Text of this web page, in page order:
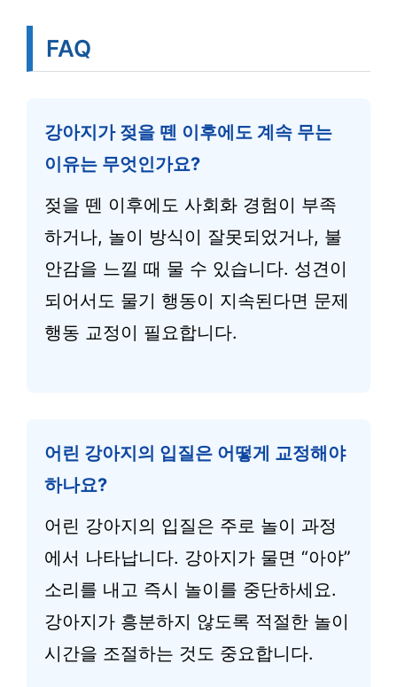
FAQ
강아지가 젖을 뗀 이후에도 계속 무는
이유는 무엇인가요?
젖을 뗀 이후에도 사회화 경험이 부족
하거나, 놀이 방식이 잘못되었거나, 불
안감을 느낄 때 물 수 있습니다. 성견이
되어서도 물기 행동이 지속된다면 문제
행동 교정이 필요합니다.
어린 강아지의 입질은 어떻게 교정해야
하나요?
어린 강아지의 입질은 주로 놀이 과정
에서 나타납니다. 강아지가 물면 “아야”
소리를 내고 즉시 놀이를 중단하세요.
강아지가 흥분하지 않도록 적절한 놀이
시간을 조절하는 것도 중요합니다.